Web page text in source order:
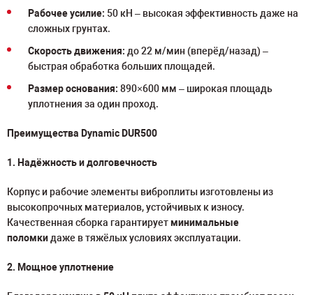
Рабочее усилие: 50 кН – высокая эффективность даже на
сложных грунтах.
Скорость движения: до 22 м/мин (вперёд/назад) –
быстрая обработка больших площадей.
Размер основания: 890×600 мм – широкая площадь
уплотнения за один проход.
Преимущества Dynamic DUR500
1. Надёжность и долговечность
Корпус и рабочие элементы виброплиты изготовлены из
высокопрочных материалов, устойчивых к износу.
Качественная сборка гарантируетминимальные
поломки даже в тяжёлых условиях эксплуатации.
2. Мощное уплотнение